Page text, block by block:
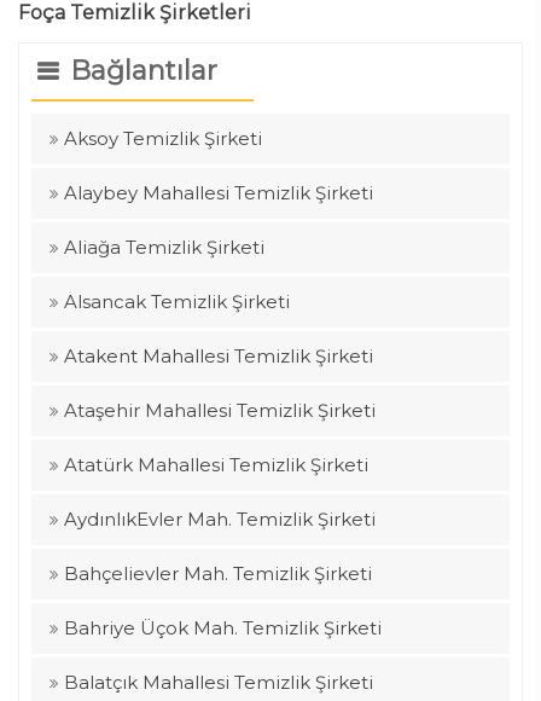
Foça Temizlik Şirketleri
Bağlantılar
Aksoy Temizlik Şirketi
Alaybey Mahallesi Temizlik Şirketi
Aliağa Temizlik Şirketi
Alsancak Temizlik Şirketi
Atakent Mahallesi Temizlik Şirketi
Ataşehir Mahallesi Temizlik Şirketi
Atatürk Mahallesi Temizlik Şirketi
AydınlıkEvler Mah. Temizlik Şirketi
Bahçelievler Mah. Temizlik Şirketi
Bahriye Üçok Mah. Temizlik Şirketi
Balatçık Mahallesi Temizlik Şirketi